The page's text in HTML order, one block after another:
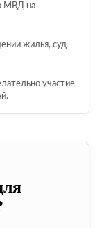
МВД на
жилья, суд
участие